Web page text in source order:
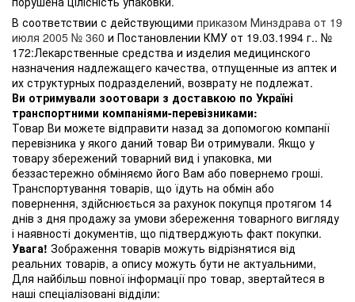
В соответствии с действующими приказом Минздрава от 19
июля 2005 № 360 и Постановлении КМУ от 19.03.1994 г.. №
172:Лекарственные средства и изделия медицинского
назначения надлежащего качества, отпущенные из аптек и
их структурных подразделений, возврату не подлежат.
Ви отримували зоотовари з доставкою по Україні
транспортними компаніями-перевізниками:
Товар Ви можете відправити назад за допомогою компанії
перевізника у якого даний товар Ви отримували. Якщо у
товару збережений товарний вид і упаковка, ми
беззастережно обміняємо його Вам або повернемо гроші.
Транспортування товарів, що їдуть на обмін або
повернення, здійснюється за рахунок покупця протягом 14
днів з дня продажу за умови збереження товарного вигляду
і наявності документів, що підтверджують факт покупки.
Увага! Зображення товарів можуть відрізнятися від
реальних товарів, а опису можуть бути не актуальними,
Для найбільш повної інформації про товар, звертайтеся в
наші спеціалізовані відділи: